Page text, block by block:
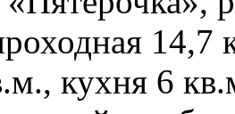
14,7
кухня 6